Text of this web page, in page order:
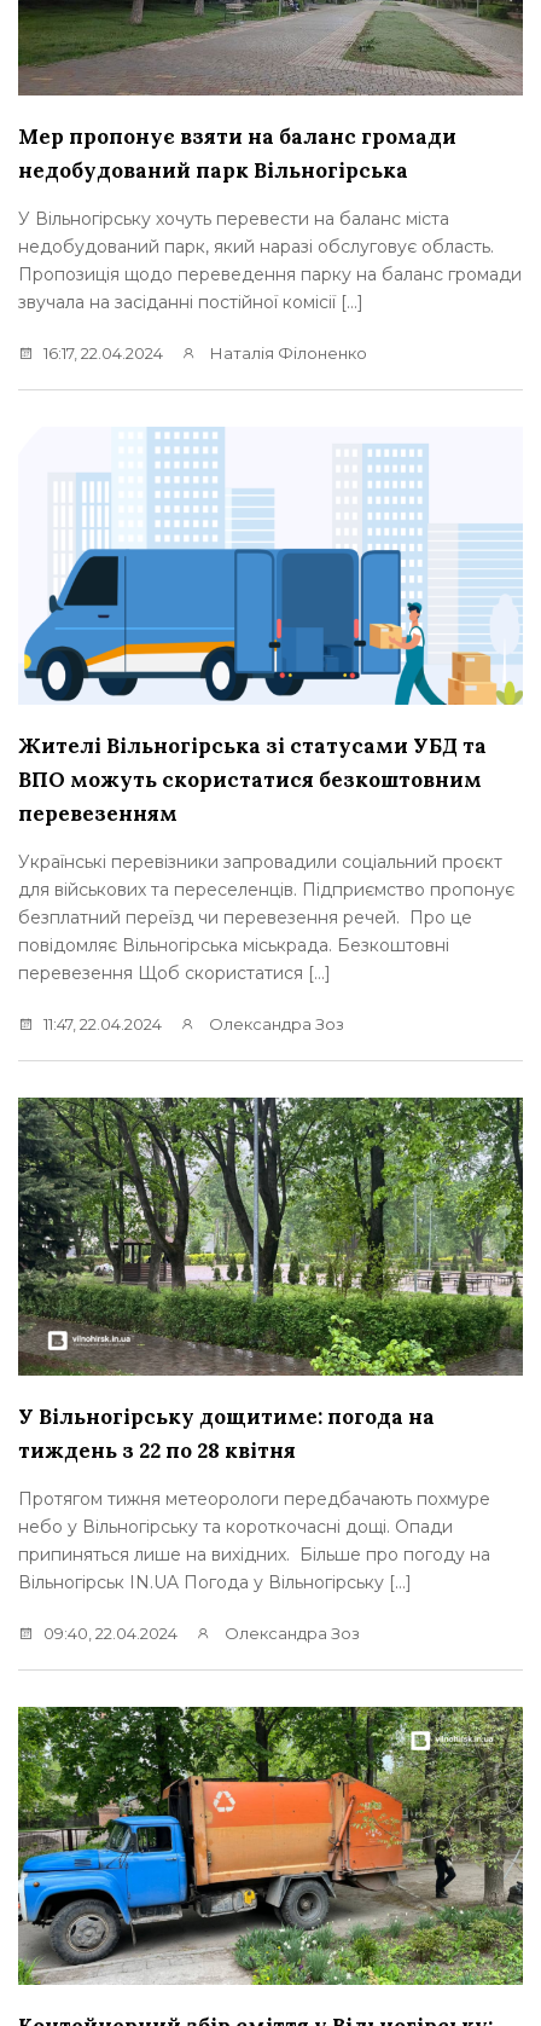
Мер пропонує взяти на баланс громади
недобудований парк Вільногірська
У Вільногірську хочуть перевести на баланс міста
недобудований парк, який наразі обслуговує область.
Пропозиція щодо переведення парку на баланс громади
звучала на засіданні постійної комісії […]
16:17, 22.04.2024 Наталія Філоненко
Жителі Вільногірська зі статусами УБД та
ВПО можуть скористатися безкоштовним
перевезенням
Українські перевізники запровадили соціальний проєкт
для військових та переселенців. Підприємство пропонує
безплатний переїзд чи перевезення речей. Про це
повідомляє Вільногірська міськрада. Безкоштовні
перевезення Щоб скористатися […]
11:47, 22.04.2024 Олександра Зоз
У Вільногірську дощитиме: погода на
тиждень з 22 по 28 квітня
Протягом тижня метеорологи передбачають похмуре
небо у Вільногірську та короткочасні дощі. Опади
припиняться лише на вихідних. Більше про погоду на
Вільногірськ IN.UA Погода у Вільногірську […]
09:40, 22.04.2024 Олександра Зоз